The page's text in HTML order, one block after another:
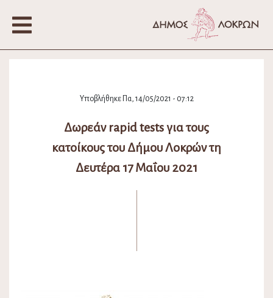
Υποβλήθηκε Πα, 14/05/2021 - 07:12
Δωρεάν rapid tests για τους
κατοίκους του Δήμου Λοκρών τη
Δευτέρα 17 Μαΐου 2021